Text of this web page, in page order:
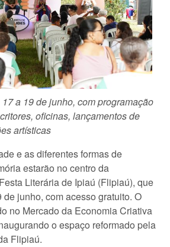
a 19 de junho, com programação
oficinas, lançamentos de
artísticas
e as diferentes formas de
estarão no centro da
Literária de Ipiaú (Flipiaú), que
junho, com acesso gratuito. O
no Mercado da Economia Criativa
o espaço reformado pela
Flipiaú.